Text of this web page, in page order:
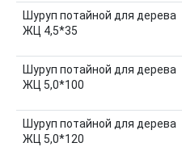
Шуруп потайной для дерева
ЖЦ 4,5*35
Шуруп потайной для дерева
ЖЦ 5,0*100
Шуруп потайной для дерева
ЖЦ 5,0*120